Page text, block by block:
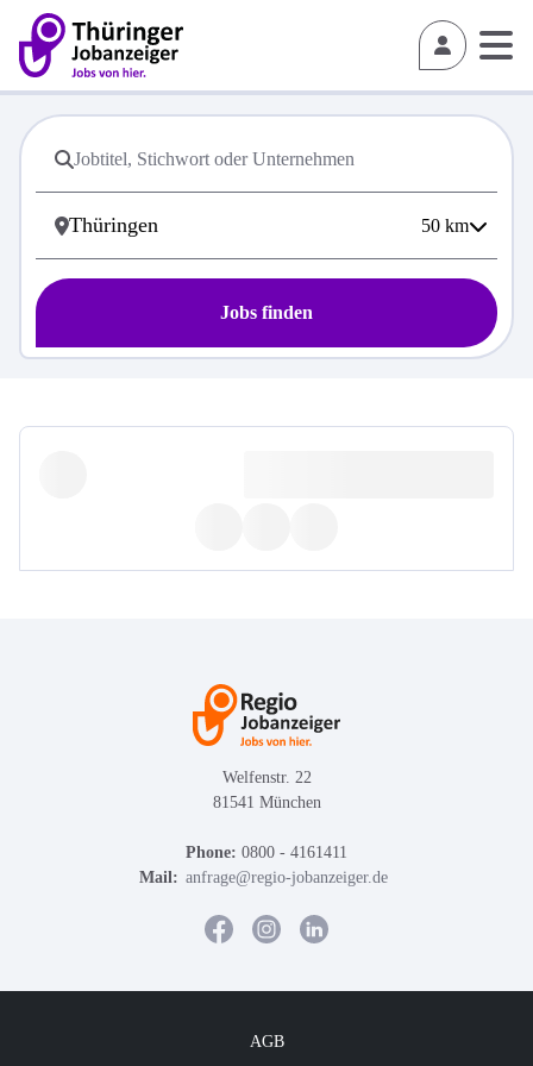
50 km
Jobs finden
Welfenstr. 22
81541 München
Phone: 0800 - 4161411
Mail: anfrage@regio-jobanzeiger.de
AGB